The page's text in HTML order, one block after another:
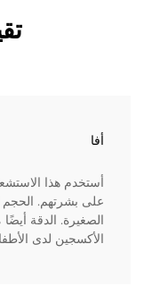
أفا
أستخدم هذا
على بشرتهم. الحجم
الصغيرة. الدقة
الأكسجين لدى